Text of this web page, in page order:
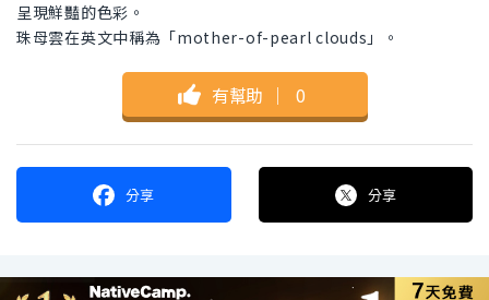
呈現鮮豔的色彩。
珠母雲在英文中稱為「mother-of-pearl clouds」。
有幫助 ｜ 0
分享 分享